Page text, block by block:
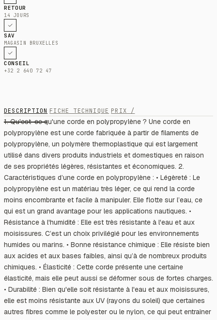
RETOUR
14 JOURS
SAV
MAGASIN BRUXELLES
CONSEIL
+32 2 640 72 47
DESCRIPTION FICHE TECHNIQUE PRIX /
1. Qu'est-ce qu'une corde en polypropylène ? Une corde en
polypropylène est une corde fabriquée à partir de filaments de
polypropylène, un polymère thermoplastique qui est largement
utilisé dans divers produits industriels et domestiques en raison
de ses propriétés légères, résistantes et économiques. 2.
Caractéristiques d’une corde en polypropylène : • Légèreté : Le
polypropylène est un matériau très léger, ce qui rend la corde
moins encombrante et facile à manipuler. Elle flotte sur l’eau, ce
qui est un grand avantage pour les applications nautiques. •
Résistance à l'humidité : Elle est très résistante à l'eau et aux
moisissures. C’est un choix privilégié pour les environnements
humides ou marins. • Bonne résistance chimique : Elle résiste bien
aux acides et aux bases faibles, ainsi qu’à de nombreux produits
chimiques. • Élasticité : Cette corde présente une certaine
élasticité, mais elle peut aussi se déformer sous de fortes charges.
• Durabilité : Bien qu'elle soit résistante à l'eau et aux moisissures,
elle est moins résistante aux UV (rayons du soleil) que certaines
autres fibres comme le polyester ou le nylon, ce qui peut entraîner